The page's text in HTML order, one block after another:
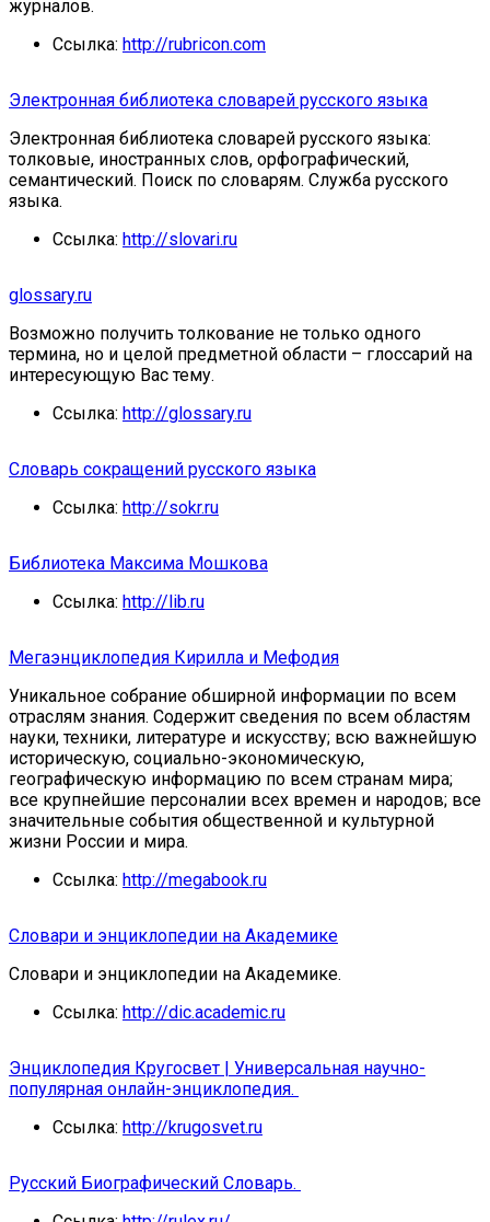
журналов.
Ссылка: http://rubricon.com
Электронная библиотека словарей русского языка
Электронная библиотека словарей русского языка:
толковые, иностранных слов, орфографический,
семантический. Поиск по словарям. Служба русского
языка.
Ссылка: http://slovari.ru
glossary.ru
Возможно получить толкование не только одного
термина, но и целой предметной области – глоссарий на
интересующую Вас тему.
Ссылка: http://glossary.ru
Словарь сокращений русского языка
Ссылка: http://sokr.ru
Библиотека Максима Мошкова
Ссылка: http://lib.ru
Мегаэнциклопедия Кирилла и Мефодия
Уникальное собрание обширной информации по всем
отраслям знания. Содержит сведения по всем областям
науки, техники, литературе и искусству; всю важнейшую
историческую, социально-экономическую,
географическую информацию по всем странам мира;
все крупнейшие персоналии всех времен и народов; все
значительные события общественной и культурной
жизни России и мира.
Ссылка: http://megabook.ru
Словари и энциклопедии на Академике
Словари и энциклопедии на Академике.
Ссылка: http://dic.academic.ru
Энциклопедия Кругосвет | Универсальная научно-
популярная онлайн-энциклопедия.
Ссылка: http://krugosvet.ru
Русский Биографический Словарь.